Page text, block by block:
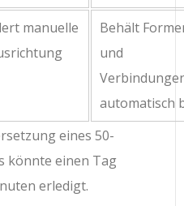
manuelle
Behält
und
automatisch
eines 50-
könnte einen Tag
erledigt.